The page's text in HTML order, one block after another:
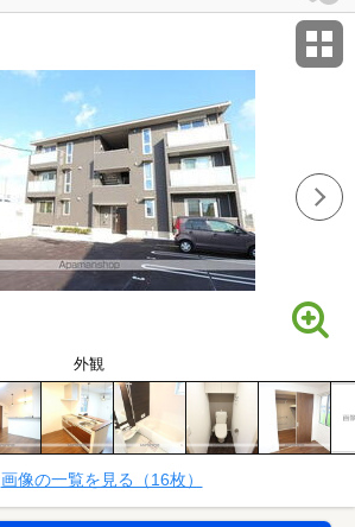
外観
画像の一覧を見る（16枚）